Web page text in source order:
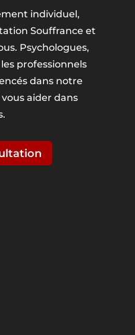
individuel,
Souffrance et
Psychologues,
professionnels
dans notre
aider dans